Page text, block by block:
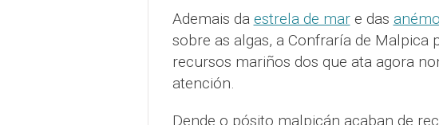
Ademais da estrela de mare das
sobre as algas, a Confraría de
recursos mariños dos que ata agora
atención.
Dende o pósito malpicán acaban de